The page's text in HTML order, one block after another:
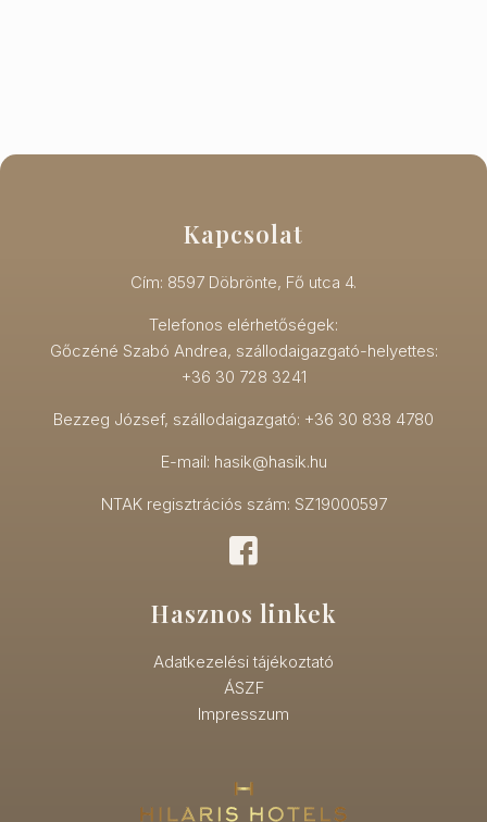
Kapcsolat
Cím: 8597 Döbrönte, Fő utca 4.
Telefonos elérhetőségek:
Gőczéné Szabó Andrea, szállodaigazgató-helyettes:
+36 30 728 3241
Bezzeg József, szállodaigazgató: +36 30 838 4780
E-mail: hasik@hasik.hu
NTAK regisztrációs szám: SZ19000597
Hasznos linkek
Adatkezelési tájékoztató
ÁSZF
Impresszum